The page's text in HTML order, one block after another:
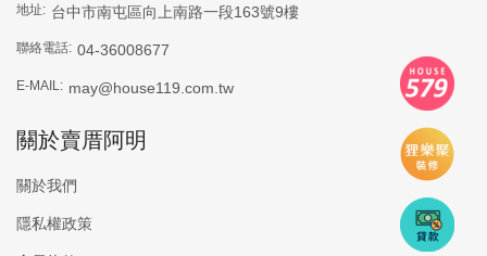
地址: 台中市南屯區向上南路一段163號9樓
聯絡電話: 04-36008677
E-MAIL: may@house119.com.tw
關於賣厝阿明
關於我們
隱私權政策